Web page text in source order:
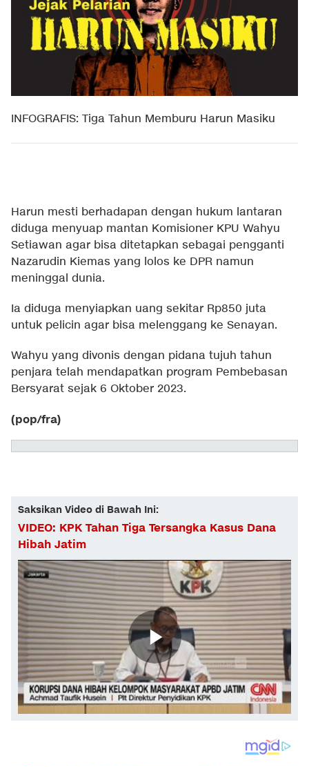
INFOGRAFIS: Tiga Tahun Memburu Harun Masiku
Harun mesti berhadapan dengan hukum lantaran
diduga menyuap mantan Komisioner KPU Wahyu
Setiawan agar bisa ditetapkan sebagai pengganti
Nazarudin Kiemas yang lolos ke DPR namun
meninggal dunia.
Ia diduga menyiapkan uang sekitar Rp850 juta
untuk pelicin agar bisa melenggang ke Senayan.
Wahyu yang divonis dengan pidana tujuh tahun
penjara telah mendapatkan program Pembebasan
Bersyarat sejak 6 Oktober 2023.
(pop/fra)
Saksikan Video di Bawah Ini:
VIDEO: KPK Tahan Tiga Tersangka Kasus Dana
Hibah Jatim